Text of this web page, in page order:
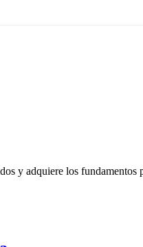
y adquiere los